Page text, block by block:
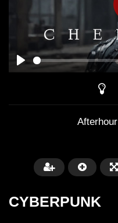
PLAY
Afterhour
CYBERPUNK